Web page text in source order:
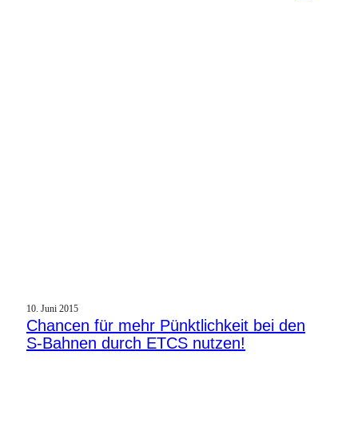
10. Juni 2015
Chancen für mehr Pünktlichkeit bei den
S‑Bahnen durch ETCS nutzen!